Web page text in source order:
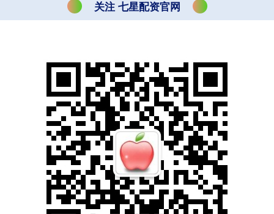
关注 七星配资官网